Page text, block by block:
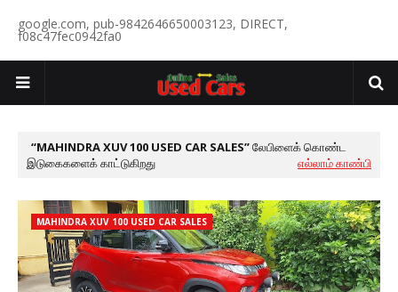
google.com, pub-9842646650003123, DIRECT,
f08c47fec0942fa0
MAHINDRA XUV 100 USED CAR SALES லேபிளைக் கொண்ட
இடுகைகளைக் காட்டுகிறது
எல்லாம் காண்பி
MAHINDRA XUV 100 USED CAR SALES